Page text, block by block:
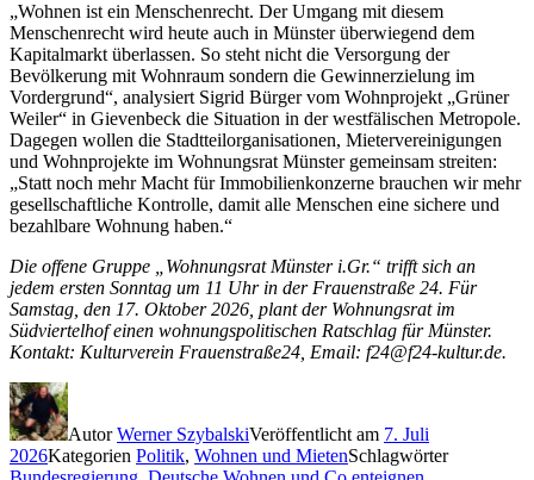
„Wohnen ist ein Menschenrecht. Der Umgang mit diesem
Menschenrecht wird heute auch in Münster überwiegend dem
Kapitalmarkt überlassen. So steht nicht die Versorgung der
Bevölkerung mit Wohnraum sondern die Gewinnerzielung im
Vordergrund“, analysiert Sigrid Bürger vom Wohnprojekt „Grüner
Weiler“ in Gievenbeck die Situation in der westfälischen Metropole.
Dagegen wollen die Stadtteilorganisationen, Mietervereinigungen
und Wohnprojekte im Wohnungsrat Münster gemeinsam streiten:
„Statt noch mehr Macht für Immobilienkonzerne brauchen wir mehr
gesellschaftliche Kontrolle, damit alle Menschen eine sichere und
bezahlbare Wohnung haben.“
Die offene Gruppe „Wohnungsrat Münster i.Gr.“ trifft sich an
jedem ersten Sonntag um 11 Uhr in der Frauenstraße 24. Für
Samstag, den 17. Oktober 2026, plant der Wohnungsrat im
Südviertelhof einen wohnungspolitischen Ratschlag für Münster.
Kontakt: Kulturverein Frauenstraße24, Email: f24@f24-kultur.de.
AutorWerner SzybalskiVeröffentlicht am 7. Juli
2026Kategorien Politik, Wohnen und MietenSchlagwörter